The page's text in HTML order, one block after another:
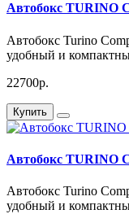
Автобокс TURINO
Автобокс Turino
удобный и
22700р.
Купить
Автобокс TURINO
Автобокс Turino
удобный и